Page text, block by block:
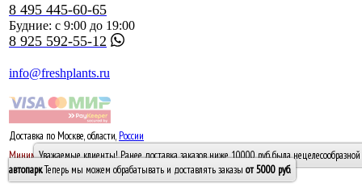
8 495 445-60-65
Будние: с 9:00 до 19:00
8 925 592-55-12
info@freshplants.ru
Доставка по Москве, области, России
Минимальный заказ -10 0005000 руб.
Уважаемые клиенты! Ранее доставка заказов ниже 10000 руб. была
автопарк. Теперь мы можем обрабатывать и доставлять заказы от 5000 руб.